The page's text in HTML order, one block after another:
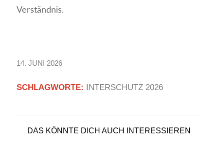
Verständnis.
14. JUNI 2026
SCHLAGWORTE: INTERSCHUTZ 2026
DAS KÖNNTE DICH AUCH INTERESSIEREN